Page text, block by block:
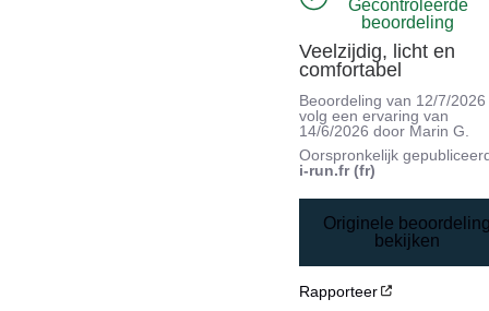
Gecontroleerde
beoordeling
Veelzijdig, licht en
comfortabel
Beoordeling van 12/7/2026
volg een ervaring van
14/6/2026 door Marin G.
Oorspronkelijk
i-run.fr (fr)
Originele
bekijken
Rapporteer